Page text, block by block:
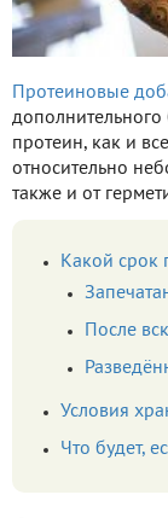
Протеиновые
протеин, как и
относительно
также и от
Какой срок
После
Условия
Что будет,